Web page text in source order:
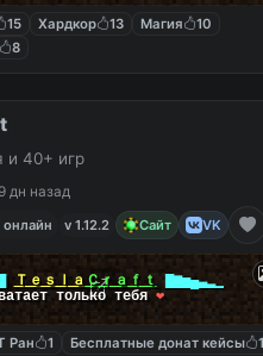
15 Хардкор 13 Магия
10
8
и 40+ игр
дн назад
онлайн
v 1.12.2 Сайт VK
Ｔｅｓｌａ Ｃｒａｆｔ
▇▆▅▄▃▂▁
только тебя ❤
Ран 1 Бесплатные донат кейсы
1